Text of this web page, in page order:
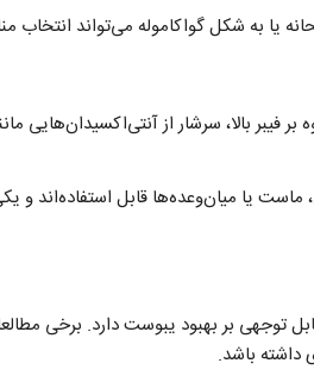
به شکل گواکاموله می‌تواند انتخاب
فیبر بالا، سرشار از
ماست یا میان‌وعده‌ها قابل استفاده‌اند و
توجهی بر بهبود یبوست دارد. برخی
داشته باشد.